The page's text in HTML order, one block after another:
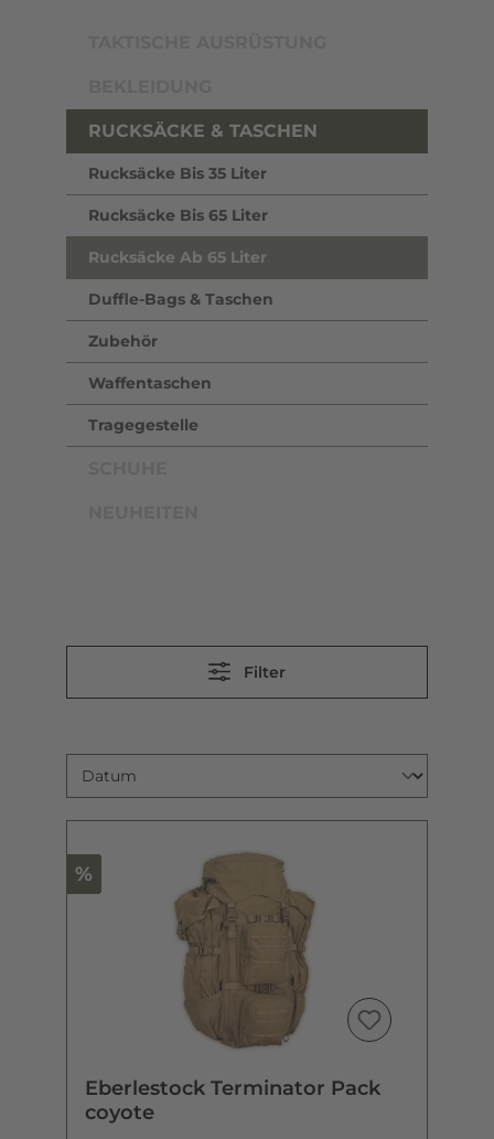
RUCKSÄCKE & TASCHEN
Rucksäcke Bis 35 Liter
Rucksäcke Bis 65 Liter
Rucksäcke Ab 65 Liter
Duffle-Bags & Taschen
Zubehör
Waffentaschen
Tragegestelle
Filter
%
Eberlestock Terminator Pack
coyote